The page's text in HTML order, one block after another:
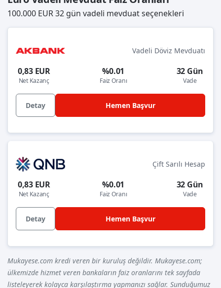
100.000 EUR 32 gün vadeli mevduat seçenekleri
Vadeli Döviz Mevduatı
0,83 EUR
Net Kazanç
%0.01
Faiz Oranı
32 Gün
Vade
Detay Hemen Başvur
Çift Sarılı Hesap
0,83 EUR
Net Kazanç
%0.01
Faiz Oranı
32 Gün
Vade
Detay Hemen Başvur
Mukayese.com kredi veren bir kuruluş değildir. Mukayese.com;
ülkemizde hizmet veren bankaların faiz oranlarını tek sayfada
listeleyerek kolayca karşılaştırma yapmanızı sağlar. Sunduğumuz